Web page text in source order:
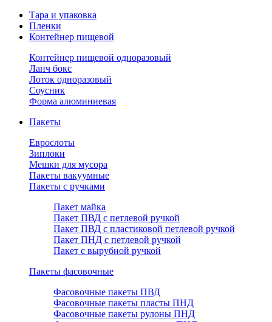
Тара и упаковка
Пленки
Контейнер пищевой
Контейнер пищевой одноразовый
Ланч бокс
Лоток одноразовый
Соусник
Форма алюминиевая
Пакеты
Еврослоты
Зиплоки
Мешки для мусора
Пакеты вакуумные
Пакеты с ручками
Пакет майка
Пакет ПВД с петлевой ручкой
Пакет ПВД с пластиковой петлевой ручкой
Пакет ПНД с петлевой ручкой
Пакет с вырубной ручкой
Пакеты фасовочные
Фасовочные пакеты ПВД
Фасовочные пакеты пласты ПНД
Фасовочные пакеты рулоны ПНД